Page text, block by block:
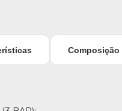
Composição